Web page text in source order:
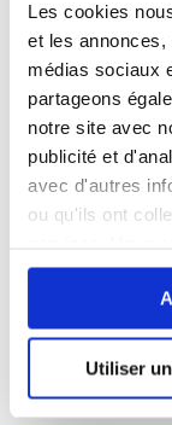
Les cookies
et les
médias sociaux
partageons
notre site avec
publicité et
avec d'autres
ou qu'ils ont
continuez à
Utiliser
Qualifications
Profil
de